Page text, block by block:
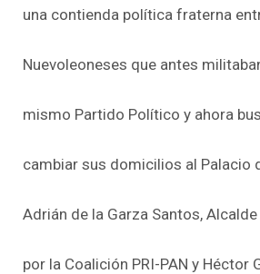
una contienda política fraterna
Nuevoleoneses que antes
mismo Partido Político y ahora
cambiar sus domicilios al Palacio
Adrián de la Garza Santos,
por la Coalición PRI-PAN y Héctor